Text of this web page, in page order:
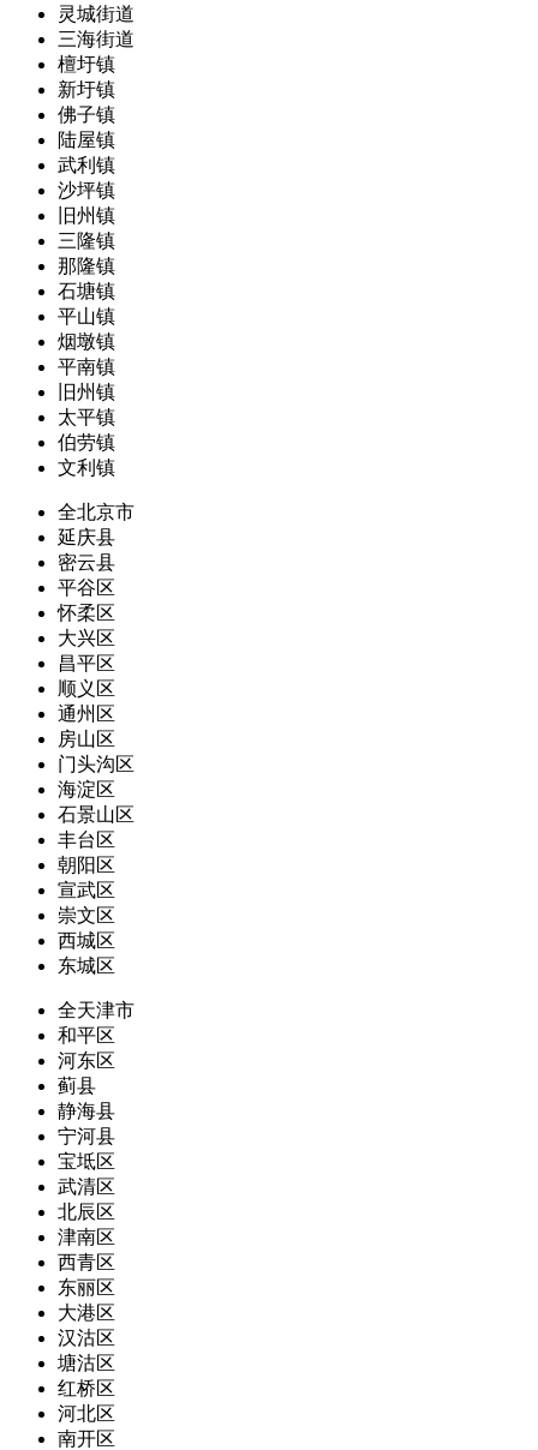
灵城街道
三海街道
檀圩镇
新圩镇
佛子镇
陆屋镇
武利镇
沙坪镇
旧州镇
三隆镇
那隆镇
石塘镇
平山镇
烟墩镇
平南镇
旧州镇
太平镇
伯劳镇
文利镇
全北京市
延庆县
密云县
平谷区
怀柔区
大兴区
昌平区
顺义区
通州区
房山区
门头沟区
海淀区
石景山区
丰台区
朝阳区
宣武区
崇文区
西城区
东城区
全天津市
和平区
河东区
蓟县
静海县
宁河县
宝坻区
武清区
北辰区
津南区
西青区
东丽区
大港区
汉沽区
塘沽区
红桥区
河北区
南开区